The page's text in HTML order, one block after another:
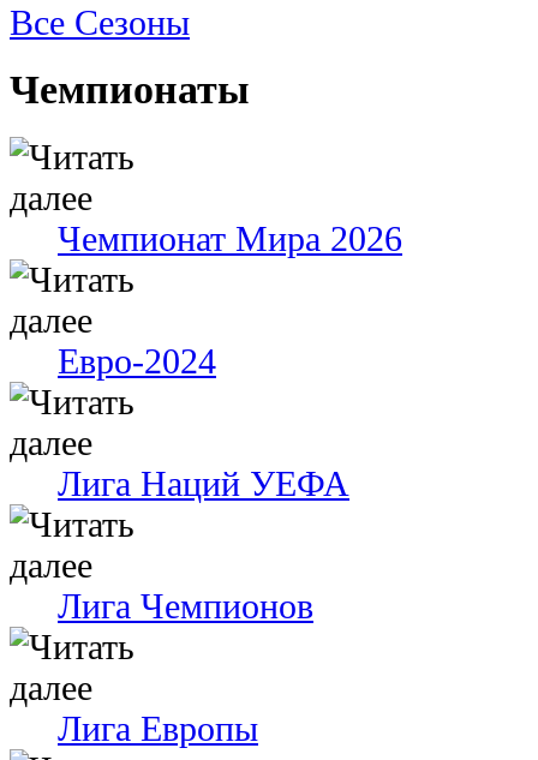
Все Сезоны
Чемпионаты
Чемпионат Мира 2026
Евро-2024
Лига Наций УЕФА
Лига Чемпионов
Лига Европы